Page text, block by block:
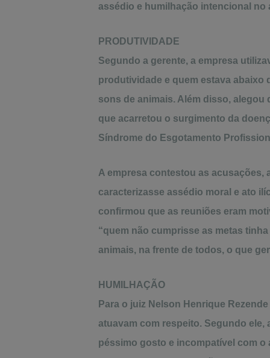
assédio e humilhação intencional no
PRODUTIVIDADE
Segundo a gerente, a empresa
produtividade e quem estava abaixo
sons de animais. Além disso, alegou
que acarretou o surgimento da
Síndrome do Esgotamento
A empresa contestou as acusações,
caracterizasse assédio moral e ato
confirmou que as reuniões eram
“quem não cumprisse as metas
animais, na frente de todos, o que
HUMILHAÇÃO
Para o juiz Nelson Henrique
atuavam com respeito. Segundo ele,
péssimo gosto e incompatível com